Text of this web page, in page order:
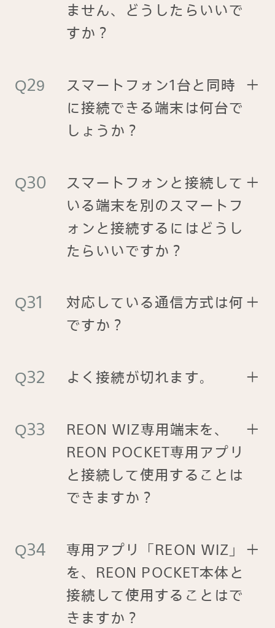
ません、どうしたらいいで
すか？
スマートフォン1台と同時
に接続できる端末は何台で
しょうか？
＋
スマートフォンと接続して
いる端末を別のスマートフ
ォンと接続するにはどうし
たらいいですか？
＋
対応している通信方式は何
ですか？
＋
よく接続が切れます。 ＋
REON WIZ専用端末を、
REON POCKET専用アプリ
と接続して使用することは
できますか？
＋
専用アプリ「REON WIZ」
を、REON POCKET本体と
接続して使用することはで
きますか？
＋